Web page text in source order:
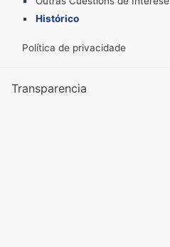
Histórico
Política de privacidade
Transparencia